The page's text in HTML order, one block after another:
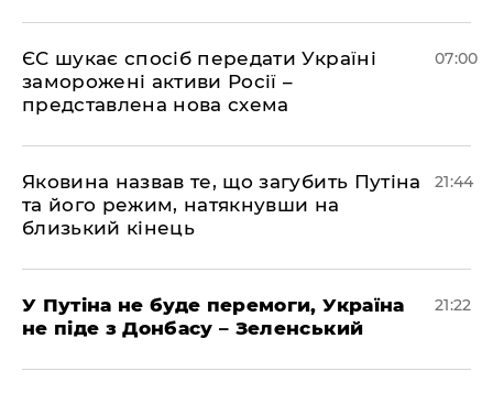
ЄС шукає спосіб передати Україні
заморожені активи Росії –
представлена ​​нова схема
07:00
Яковина назвав те, що загубить Путіна
та його режим, натякнувши на
близький кінець
21:44
У Путіна не буде перемоги, Україна
не піде з Донбасу – Зеленський
21:22